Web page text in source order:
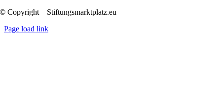
© Copyright – Stiftungsmarktplatz.eu
Page load link